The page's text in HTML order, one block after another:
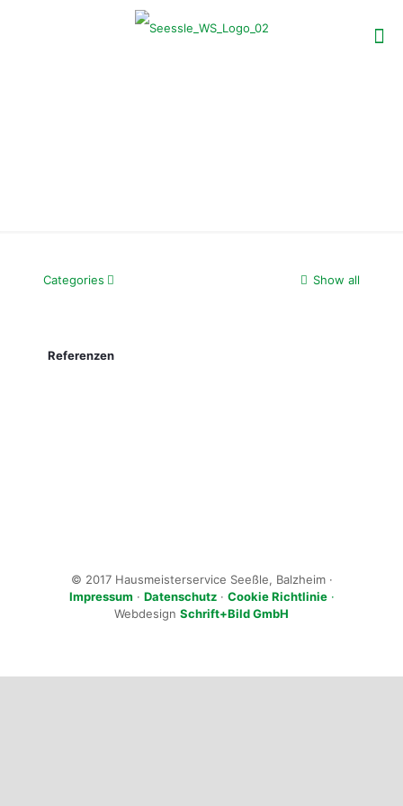
Categories Show all
Referenzen
© 2017 Hausmeisterservice Seeßle, Balzheim ·
Impressum · Datenschutz· Cookie Richtlinie·
Webdesign Schrift+Bild GmbH